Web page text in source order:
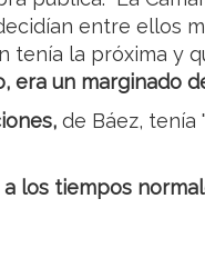
entre ellos
tenía la próxima y
era un marginado
de Báez, tenía "
los tiempos